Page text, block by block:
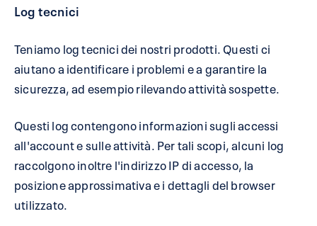
Log tecnici
Teniamo log tecnici dei nostri prodotti. Questi ci
aiutano a identificare i problemi e a garantire la
sicurezza, ad esempio rilevando attività sospette.
Questi log contengono informazioni sugli accessi
all'account e sulle attività. Per tali scopi, alcuni log
raccolgono inoltre l'indirizzo IP di accesso, la
posizione approssimativa e i dettagli del browser
utilizzato.